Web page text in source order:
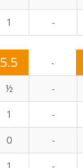
1 -
5.5 -
½ -
1 -
0 -